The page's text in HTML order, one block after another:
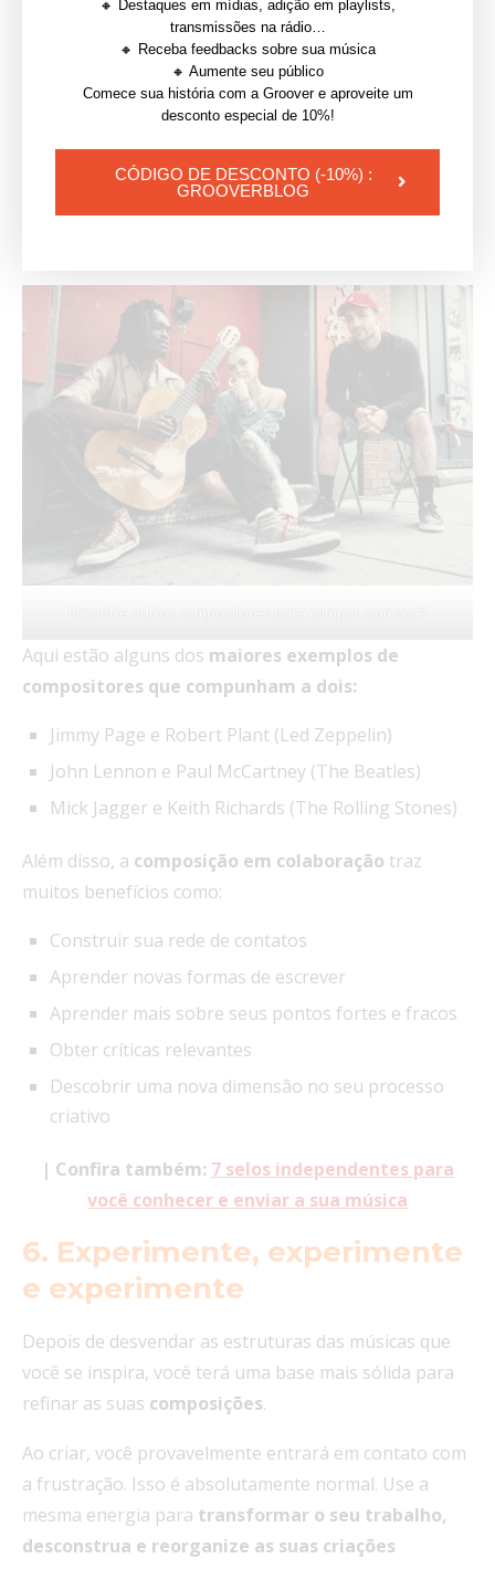
Desde sempre, oscompositorescompuseram a dois
ou mais, com pessoas que falam diferentes idiomas e
de diferentes universos musicais. E caso você só
pessoa que completa a sua outra metade.
| Leia também:Como viralizar a sua música no
Aqui estão alguns dos maiores exemplos de
compositores que compunham a dois:
Jimmy Page e Robert Plant (Led Zeppelin)
John Lennon e Paul McCartney (The Beatles)
Mick Jagger e Keith Richards (The Rolling Stones)
Além disso, a composição em colaboração traz
muitos benefícios como:
Construir sua rede de contatos
Aprender novas formas de escrever
Aprender mais sobre seus pontos fortes e fracos
Obter críticas relevantes
Descobrir uma nova dimensão no seu processo
criativo
| Confira também: 7 selos independentes para
você conhecer e enviar a sua música
6. Experimente, experimente
e experimente
Depois de desvendar as estruturas das músicas que
você se inspira, você terá uma base mais sólida para
refinar as suas composições.
Ao criar, você provavelmente entrará em contato com
a frustração. Isso é absolutamente normal. Use a
mesma energia para transformar o seu trabalho,
desconstrua e reorganize as suas criações
🔸 Destaques em mídias, adição em playlists,
transmissões na rádio…
🔸 Receba feedbacks sobre sua música
🔸 Aumente seu público
Comece sua história com a Groover e aproveite um
desconto especial de 10%!
CÓDIGO DE DESCONTO (-10%) :
GROOVERBLOG